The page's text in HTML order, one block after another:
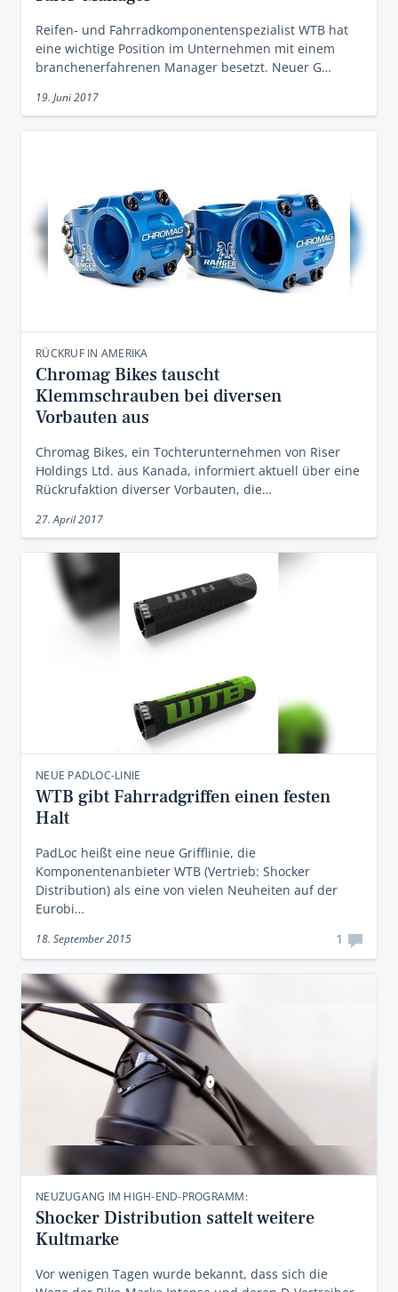
Reifen- und Fahrradkomponentenspezialist WTB hat
eine wichtige Position im Unternehmen mit einem
branchenerfahrenen Manager besetzt. Neuer G…
19. Juni 2017
RÜCKRUF IN AMERIKA
Chromag Bikes tauscht
Klemmschrauben bei diversen
Vorbauten aus
Chromag Bikes, ein Tochterunternehmen von Riser
Holdings Ltd. aus Kanada, informiert aktuell über eine
Rückrufaktion diverser Vorbauten, die…
27. April 2017
NEUE PADLOC-LINIE
WTB gibt Fahrradgriffen einen festen
Halt
PadLoc heißt eine neue Grifflinie, die
Komponentenanbieter WTB (Vertrieb: Shocker
Distribution) als eine von vielen Neuheiten auf der
Eurobi…
18. September 2015 1
NEUZUGANG IM HIGH-END-PROGRAMM:
Shocker Distribution sattelt weitere
Kultmarke
Vor wenigen Tagen wurde bekannt, dass sich die